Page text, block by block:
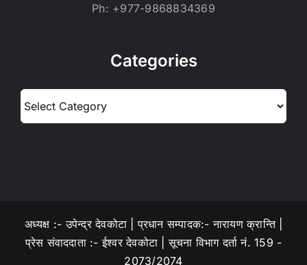
Ph: +977-9868834369
Categories
Categories
अध्यक्ष :- उपेन्द्र देवकोटा | प्रधान सम्पादक:- नारायण क्रान्ति |
प्रेस संवाददाता :- ईश्वर देवकोटा | सूचना विभाग दर्ता नं. 159 -
2073/2074